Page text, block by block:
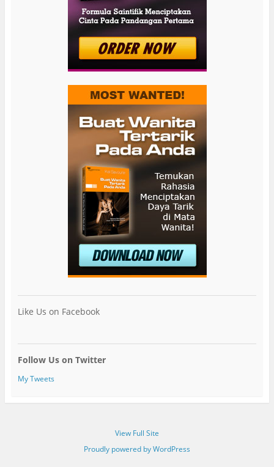
Like Us on Facebook
Follow Us on Twitter
My Tweets
View Full Site
Proudly powered by WordPress